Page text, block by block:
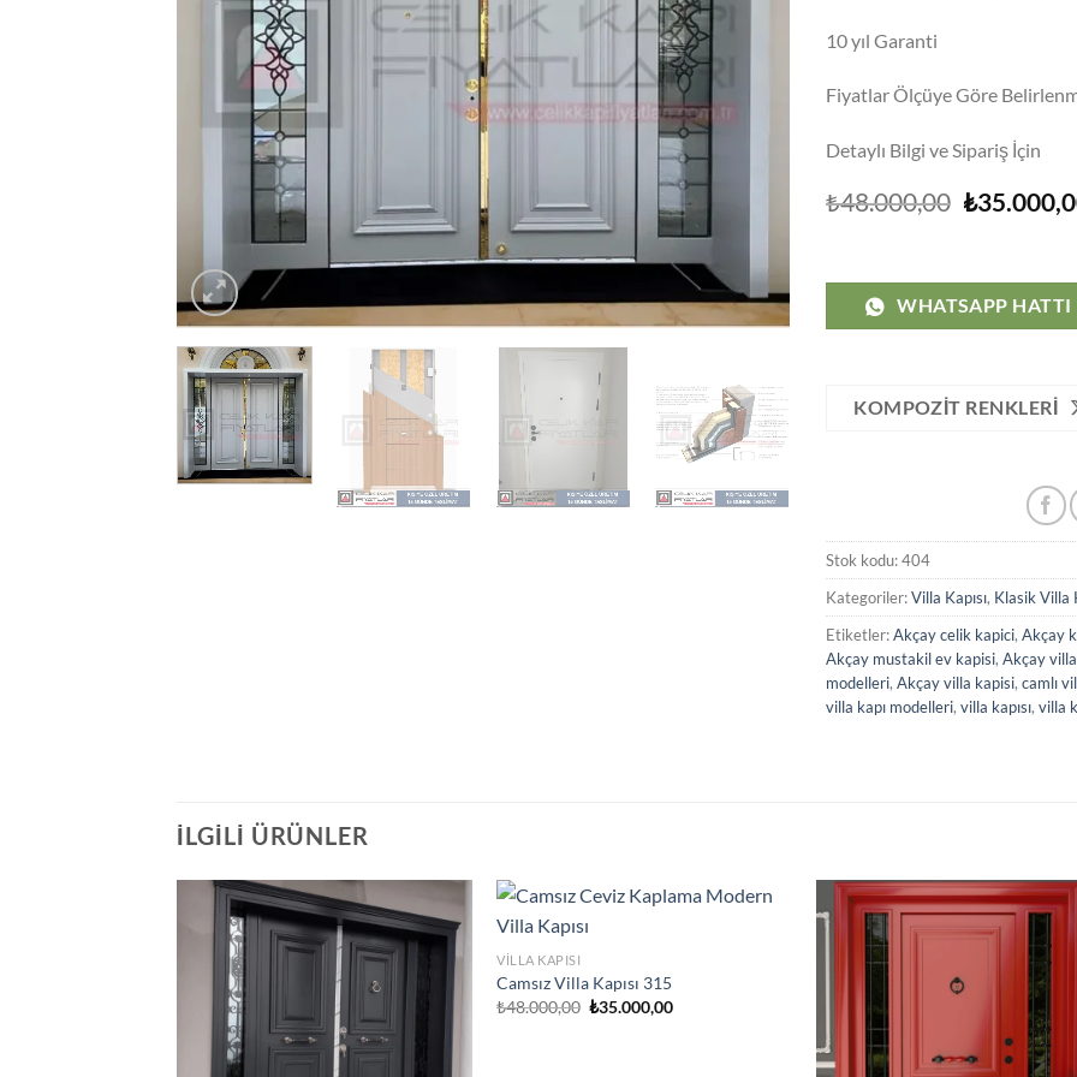
10 yıl Garanti
Fiyatlar Ölçüye Göre
Detaylı Bilgi ve Sipariş İçin
₺48.000,00 Orijinal
₺
WHATSAPP HATTI
KOMPOZIT RENKLERI
Stok kodu:404
Kategoriler:Villa Kapısı, Klasik Villa
Etiketler:Akçay celik kapici, Akçay
Akçay mustakil ev kapisi, Akçay
modelleri, Akçay villa kapisi, camlı
villa kapı modelleri, villa kapısı, villa
İLGILI ÜRÜNLER
VILLA KAPISI
Camsız Villa Kapısı 315
₺48.000,00 Orijinal
₺35.000,00Şu